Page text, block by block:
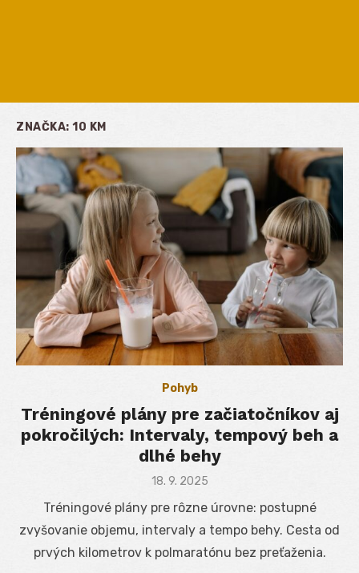
ZNAČKA: 10 KM
Pohyb
Tréningové plány pre začiatočníkov aj
pokročilých: Intervaly, tempový beh a
dlhé behy
Posted
18. 9. 2025
Tréningové plány pre rôzne úrovne: postupné
zvyšovanie objemu, intervaly a tempo behy. Cesta od
prvých kilometrov k polmaratónu bez preťaženia.